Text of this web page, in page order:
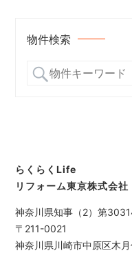
物件検索
らくらくLife
リフォーム東京株式会社
神奈川県知事（2）第
〒211-0021
神奈川県川崎市中原区木